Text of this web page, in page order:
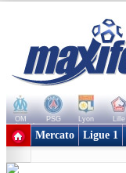
OM PSG Lyon Lille
+ de clubs
Mercato Ligue 1